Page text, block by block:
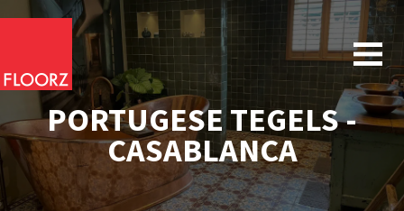
PORTUGESE TEGELS -
CASABLANCA